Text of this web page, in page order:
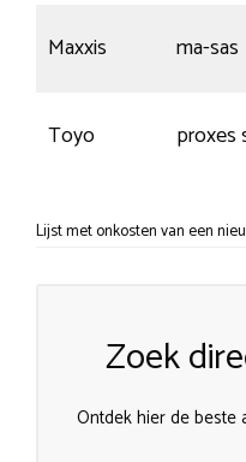
Maxxis ma-sas
Toyo proxes
Lijst met onkosten van een
Zoek
Ontdek hier de beste